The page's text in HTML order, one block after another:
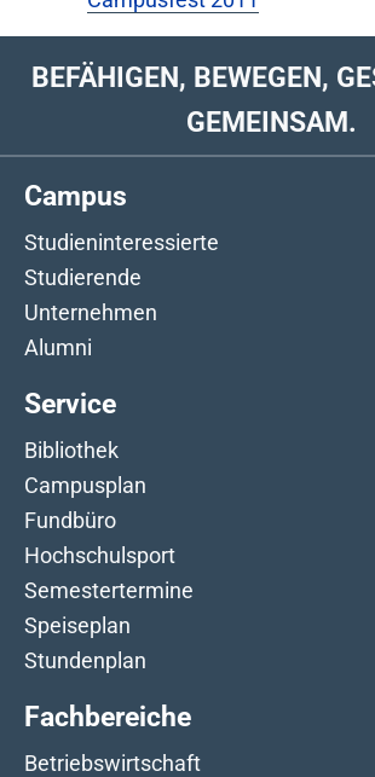
BEFÄHIGEN, BEWEGEN,
GEMEINSAM.
Campus
Studieninteressierte
Studierende
Unternehmen
Alumni
Service
Bibliothek
Campusplan
Fundbüro
Hochschulsport
Semestertermine
Speiseplan
Stundenplan
Fachbereiche
Betriebswirtschaft